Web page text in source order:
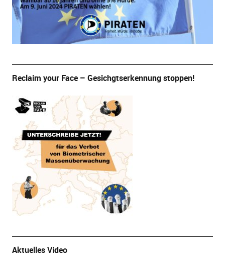
Reclaim your Face – Gesichgtserkennung stoppen!
Aktuelles Video